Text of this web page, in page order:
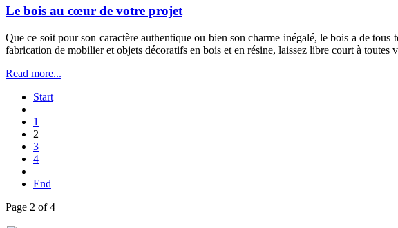
Le bois au cœur de votre projet
Que ce soit pour son caractère authentique ou bien son charme inégalé, le bois a de
fabrication de mobilier et objets décoratifs en bois et en résine, laissez libre court à toutes
Read more...
Start
1
2
3
4
End
Page 2 of 4